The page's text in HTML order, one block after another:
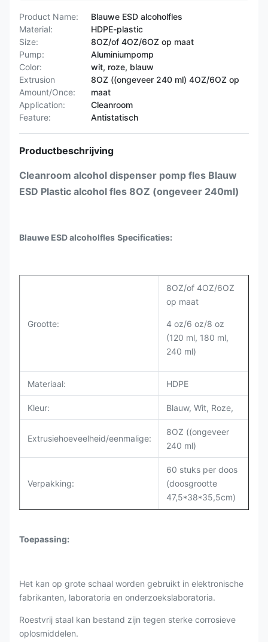
Product Name:
Blauwe ESD alcoholfles
Material:
HDPE-plastic
Size:
8OZ/of 4OZ/6OZ op maat
Pump:
Aluminiumpomp
Color:
wit, roze, blauw
Extrusion
Amount/Once:
8OZ ((ongeveer 240 ml) 4OZ/6OZ op
maat
Application:
Cleanroom
Feature:
Antistatisch
Productbeschrijving
Cleanroom alcohol dispenser pomp fles Blauw
ESD Plastic alcohol fles 8OZ (ongeveer 240ml)
Blauwe ESD alcoholfles Specificaties:
Grootte:
8OZ/of 4OZ/6OZ
op maat
4 oz/6 oz/8 oz
(120 ml, 180 ml,
240 ml)
Materiaal: HDPE
Kleur: Blauw, Wit, Roze,
Extrusiehoeveelheid/eenmalige:
8OZ ((ongeveer
240 ml)
Verpakking:
60 stuks per doos
(doosgrootte
47,5*38*35,5cm)
Toepassing:
Het kan op grote schaal worden gebruikt in elektronische
fabrikanten, laboratoria en onderzoekslaboratoria.
Roestvrij staal kan bestand zijn tegen sterke corrosieve
oplosmiddelen.